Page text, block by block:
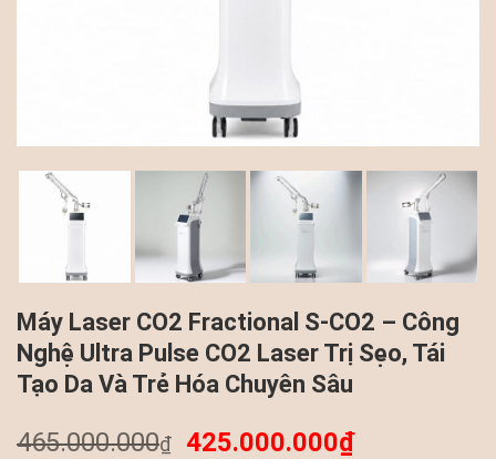
Máy Laser CO2 Fractional S-CO2 – Công
Nghệ Ultra Pulse CO2 Laser Trị Sẹo, Tái
Tạo Da Và Trẻ Hóa Chuyên Sâu
465.000.000₫ 425.000.000₫